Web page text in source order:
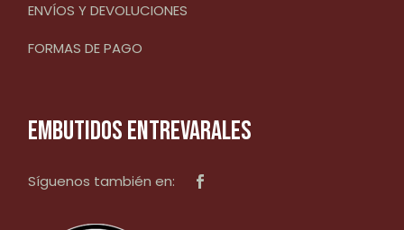
ENVÍOS Y DEVOLUCIONES
FORMAS DE PAGO
EMBUTIDOS ENTREVARALES
Síguenos también en: